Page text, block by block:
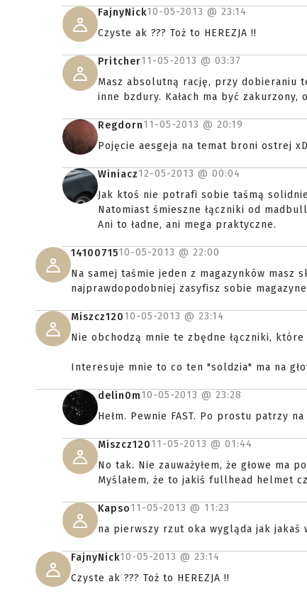
FajnyNick10-05-2013 @ 23:14
Czyste ak ??? Toż to HEREZJA !!
Pritcher11-05-2013 @ 03:37
Masz absolutną rację, przy dobieraniu
inne bzdury. Kałach ma być
Regdorn11-05-2013 @ 20:19
Pojęcie aesgeja na temat broni ostrej xD
Winiacz12-05-2013 @ 00:04
Jak ktoś nie potrafi sobie taśmą
Natomiast śmieszne łączniki od
Ani to ładne, ani mega praktyczne.
1410071510-05-2013 @ 22:00
Na samej taśmie jeden z magazynków
najprawdopodobniej zasyfisz sobie
Miszcz12010-05-2013 @ 23:14
Nie obchodzą mnie te zbędne łączniki,
Interesuje mnie to co ten "soldzia" ma na
delin0m10-05-2013 @ 23:28
Hełm. Pewnie FAST. Po prostu patrzy
Miszcz12011-05-2013 @ 01:44
No tak. Nie zauważyłem, że głowe ma
Myślałem, że to jakiś fullhead helmet
Kapso11-05-2013 @ 11:23
na pierwszy rzut oka wygląda jak jakaś
FajnyNick10-05-2013 @ 23:14
Czyste ak ??? Toż to HEREZJA !!